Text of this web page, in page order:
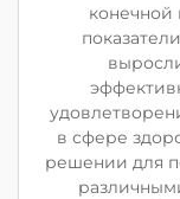
в сфере
решении для